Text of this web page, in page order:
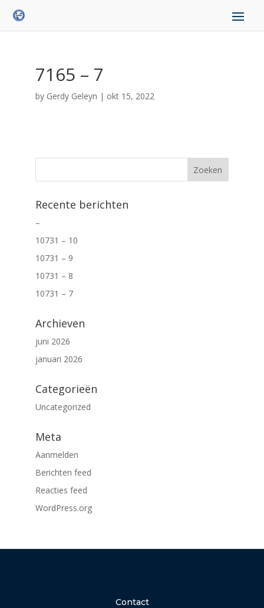
7165 – 7
by Gerdy Geleyn | okt 15, 2022
Recente berichten
–
10731 – 10
10731 – 9
10731 – 8
10731 – 7
Archieven
juni 2026
januari 2026
Categorieën
Uncategorized
Meta
Aanmelden
Berichten feed
Reacties feed
WordPress.org
Contact